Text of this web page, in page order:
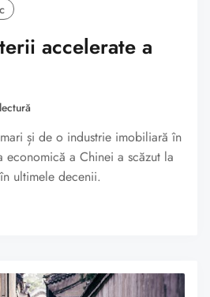
accelerate a
și de o industrie imobiliară în
economică a Chinei a scăzut la
ultimele decenii.